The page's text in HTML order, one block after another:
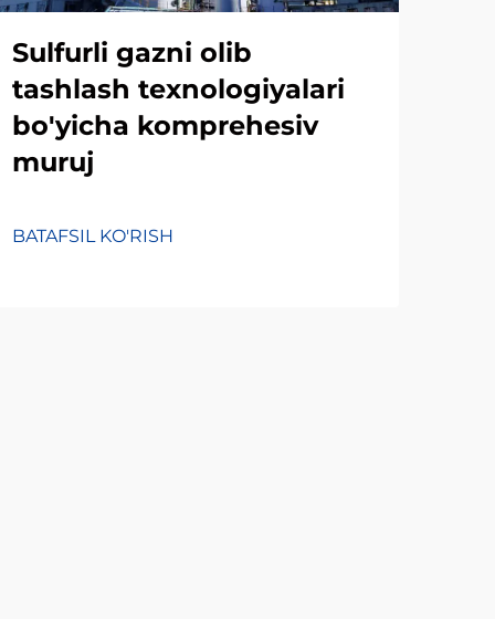
Sulfurli gazni olib
tashlash texnologiyalari
bo'yicha komprehesiv
muruj
BATAFSIL KO'RISH